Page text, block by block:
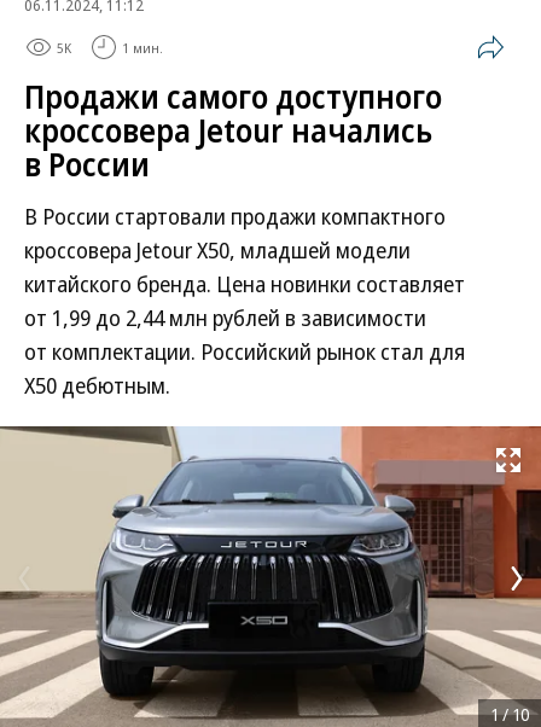
06.11.2024, 11:12
5K 1 мин.
Продажи самого доступного
кроссовера Jetour начались
в России
В России стартовали продажи компактного
кроссовера Jetour X50, младшей модели
китайского бренда. Цена новинки составляет
от 1,99 до 2,44 млн рублей в зависимости
от комплектации. Российский рынок стал для
X50 дебютным.
Развернуть
1/10